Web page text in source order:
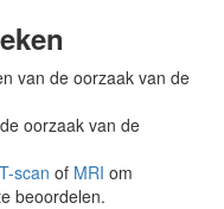
van de oorzaak van de
oorzaak van de
scan of MRI om
beoordelen.